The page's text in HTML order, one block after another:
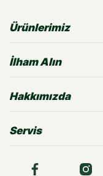
Ürünlerimiz
İlham Alın
Hakkımızda
Servis